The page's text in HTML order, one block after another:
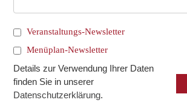
Veranstaltungs-Newsletter
Menüplan-Newsletter
Details zur Verwendung Ihrer Daten
finden Sie in unserer
Datenschutzerklärung.